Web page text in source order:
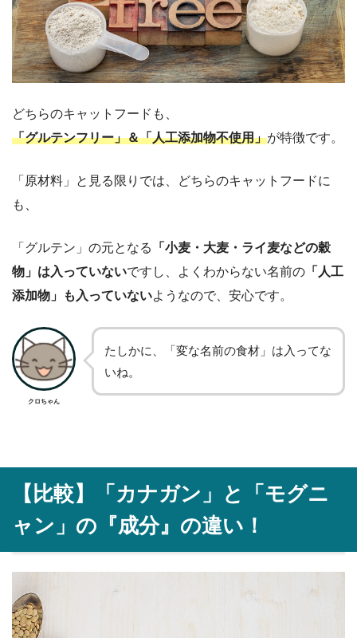
どちらのキャットフードも、
「グルテンフリー」＆「人工添加物不使用」が特徴です。
「原材料」と見る限りでは、どちらのキャットフードに
も、
「グルテン」の元となる
「小麦・大麦・ライ麦などの穀
物」は入っていないですし、よくわからない名前の 「人工
添加物」も入っていないようなので、安心です。
クロちゃん
たしかに、「変な名前の食材」は入ってな
いね。
【比較】「カナガン」と「モグニ
ャン」の『成分』の違い！